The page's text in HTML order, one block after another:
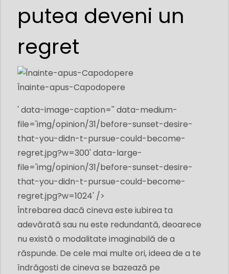
putea deveni un
regret
Înainte-apus-Capodopere
' data-image-caption='' data-medium-
file='img/opinion/31/before-sunset-desire-
that-you-didn-t-pursue-could-become-
regret.jpg?w=300' data-large-
file='img/opinion/31/before-sunset-desire-
that-you-didn-t-pursue-could-become-
regret.jpg?w=1024' />
Întrebarea dacă cineva este iubirea ta
adevărată sau nu este redundantă, deoarece
nu există o modalitate imaginabilă de a
răspunde. De cele mai multe ori, ideea de a te
îndrăgosti de cineva se bazează pe